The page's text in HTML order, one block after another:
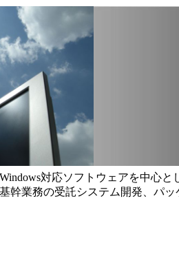
対応ソフトウェアを中心
幹業務の受託システム開発、パ